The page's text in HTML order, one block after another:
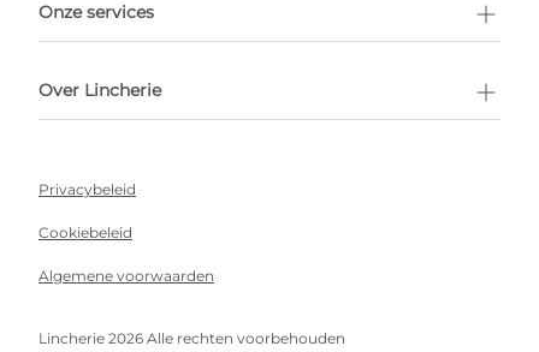
Onze services
Over Lincherie
Privacybeleid
Cookiebeleid
Algemene voorwaarden
Lincherie 2026 Alle rechten voorbehouden